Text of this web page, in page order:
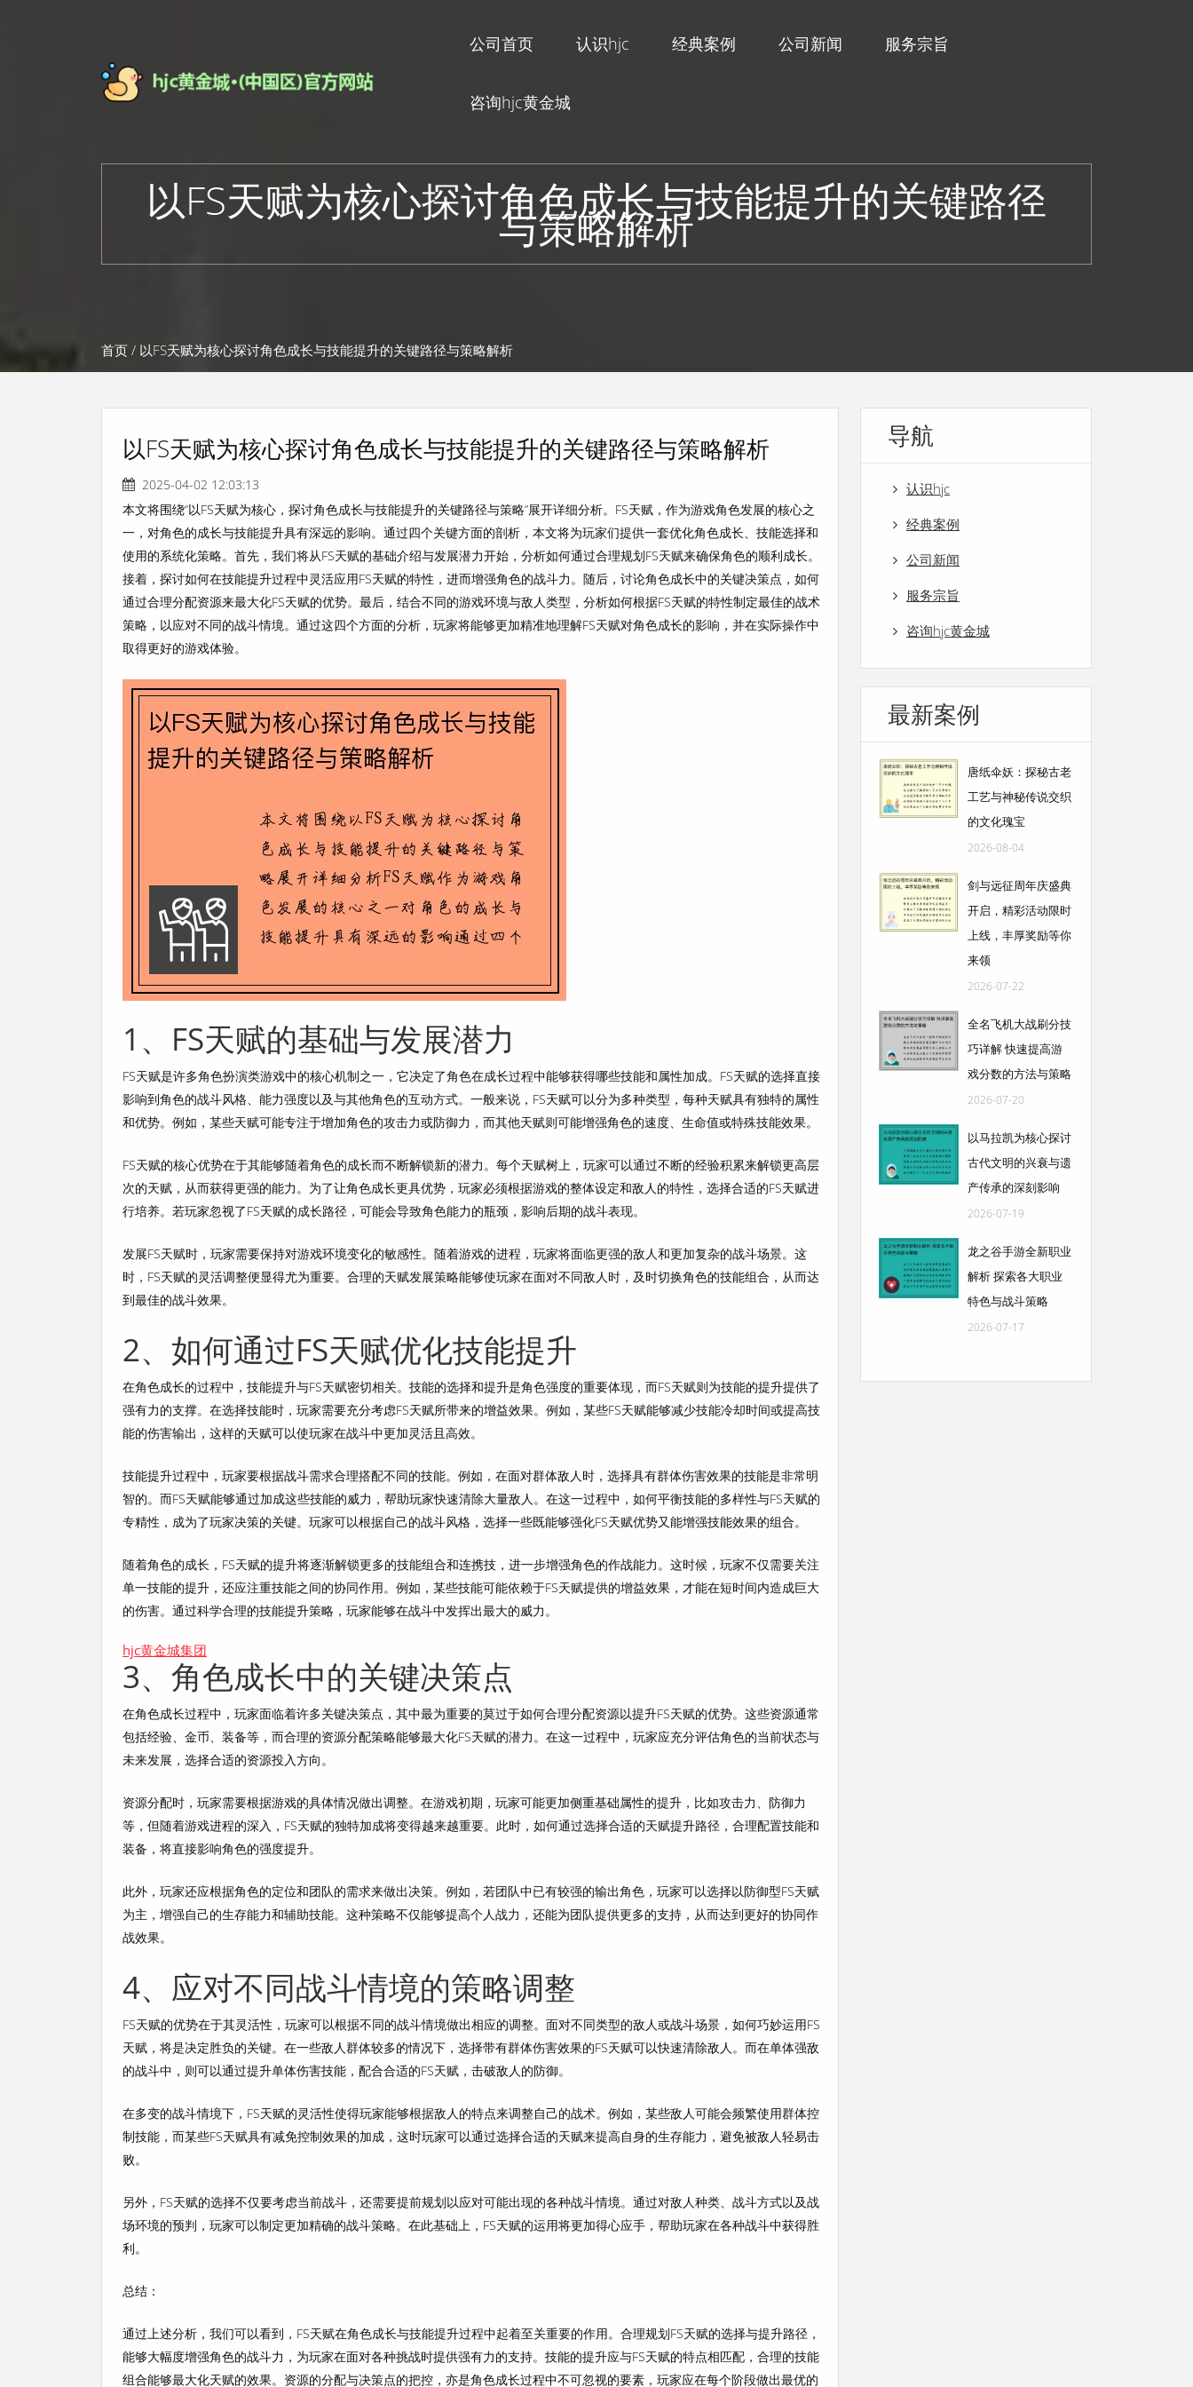
公司首页 认识hjc 经典案例 公司新闻 服务宗旨
咨询hjc黄金城
以FS天赋为核心探讨角色成长与技能提升的关键路径
与策略解析
首页 / 以FS天赋为核心探讨角色成长与技能提升的关键路径与策略解析
以FS天赋为核心探讨角色成长与技能提升的关键路径与策略解析
2025-04-02 12:03:13
本文将围绕“以FS天赋为核心，探讨角色成长与技能提升的关键路径与策略”展开详细分析。FS天赋，作为游戏角色发展的核心之
一，对角色的成长与技能提升具有深远的影响。通过四个关键方面的剖析，本文将为玩家们提供一套优化角色成长、技能选择和
使用的系统化策略。首先，我们将从FS天赋的基础介绍与发展潜力开始，分析如何通过合理规划FS天赋来确保角色的顺利成长。
接着，探讨如何在技能提升过程中灵活应用FS天赋的特性，进而增强角色的战斗力。随后，讨论角色成长中的关键决策点，如何
通过合理分配资源来最大化FS天赋的优势。最后，结合不同的游戏环境与敌人类型，分析如何根据FS天赋的特性制定最佳的战术
策略，以应对不同的战斗情境。通过这四个方面的分析，玩家将能够更加精准地理解FS天赋对角色成长的影响，并在实际操作中
取得更好的游戏体验。
1、FS天赋的基础与发展潜力
FS天赋是许多角色扮演类游戏中的核心机制之一，它决定了角色在成长过程中能够获得哪些技能和属性加成。FS天赋的选择直接
影响到角色的战斗风格、能力强度以及与其他角色的互动方式。一般来说，FS天赋可以分为多种类型，每种天赋具有独特的属性
和优势。例如，某些天赋可能专注于增加角色的攻击力或防御力，而其他天赋则可能增强角色的速度、生命值或特殊技能效果。
FS天赋的核心优势在于其能够随着角色的成长而不断解锁新的潜力。每个天赋树上，玩家可以通过不断的经验积累来解锁更高层
次的天赋，从而获得更强的能力。为了让角色成长更具优势，玩家必须根据游戏的整体设定和敌人的特性，选择合适的FS天赋进
行培养。若玩家忽视了FS天赋的成长路径，可能会导致角色能力的瓶颈，影响后期的战斗表现。
发展FS天赋时，玩家需要保持对游戏环境变化的敏感性。随着游戏的进程，玩家将面临更强的敌人和更加复杂的战斗场景。这
时，FS天赋的灵活调整便显得尤为重要。合理的天赋发展策略能够使玩家在面对不同敌人时，及时切换角色的技能组合，从而达
到最佳的战斗效果。
2、如何通过FS天赋优化技能提升
在角色成长的过程中，技能提升与FS天赋密切相关。技能的选择和提升是角色强度的重要体现，而FS天赋则为技能的提升提供了
强有力的支撑。在选择技能时，玩家需要充分考虑FS天赋所带来的增益效果。例如，某些FS天赋能够减少技能冷却时间或提高技
能的伤害输出，这样的天赋可以使玩家在战斗中更加灵活且高效。
技能提升过程中，玩家要根据战斗需求合理搭配不同的技能。例如，在面对群体敌人时，选择具有群体伤害效果的技能是非常明
智的。而FS天赋能够通过加成这些技能的威力，帮助玩家快速清除大量敌人。在这一过程中，如何平衡技能的多样性与FS天赋的
专精性，成为了玩家决策的关键。玩家可以根据自己的战斗风格，选择一些既能够强化FS天赋优势又能增强技能效果的组合。
随着角色的成长，FS天赋的提升将逐渐解锁更多的技能组合和连携技，进一步增强角色的作战能力。这时候，玩家不仅需要关注
单一技能的提升，还应注重技能之间的协同作用。例如，某些技能可能依赖于FS天赋提供的增益效果，才能在短时间内造成巨大
的伤害。通过科学合理的技能提升策略，玩家能够在战斗中发挥出最大的威力。
hjc黄金城集团
3、角色成长中的关键决策点
在角色成长过程中，玩家面临着许多关键决策点，其中最为重要的莫过于如何合理分配资源以提升FS天赋的优势。这些资源通常
包括经验、金币、装备等，而合理的资源分配策略能够最大化FS天赋的潜力。在这一过程中，玩家应充分评估角色的当前状态与
未来发展，选择合适的资源投入方向。
资源分配时，玩家需要根据游戏的具体情况做出调整。在游戏初期，玩家可能更加侧重基础属性的提升，比如攻击力、防御力
等，但随着游戏进程的深入，FS天赋的独特加成将变得越来越重要。此时，如何通过选择合适的天赋提升路径，合理配置技能和
装备，将直接影响角色的强度提升。
此外，玩家还应根据角色的定位和团队的需求来做出决策。例如，若团队中已有较强的输出角色，玩家可以选择以防御型FS天赋
为主，增强自己的生存能力和辅助技能。这种策略不仅能够提高个人战力，还能为团队提供更多的支持，从而达到更好的协同作
战效果。
4、应对不同战斗情境的策略调整
FS天赋的优势在于其灵活性，玩家可以根据不同的战斗情境做出相应的调整。面对不同类型的敌人或战斗场景，如何巧妙运用FS
天赋，将是决定胜负的关键。在一些敌人群体较多的情况下，选择带有群体伤害效果的FS天赋可以快速清除敌人。而在单体强敌
的战斗中，则可以通过提升单体伤害技能，配合合适的FS天赋，击破敌人的防御。
在多变的战斗情境下，FS天赋的灵活性使得玩家能够根据敌人的特点来调整自己的战术。例如，某些敌人可能会频繁使用群体控
制技能，而某些FS天赋具有减免控制效果的加成，这时玩家可以通过选择合适的天赋来提高自身的生存能力，避免被敌人轻易击
败。
另外，FS天赋的选择不仅要考虑当前战斗，还需要提前规划以应对可能出现的各种战斗情境。通过对敌人种类、战斗方式以及战
场环境的预判，玩家可以制定更加精确的战斗策略。在此基础上，FS天赋的运用将更加得心应手，帮助玩家在各种战斗中获得胜
利。
总结：
通过上述分析，我们可以看到，FS天赋在角色成长与技能提升过程中起着至关重要的作用。合理规划FS天赋的选择与提升路径，
能够大幅度增强角色的战斗力，为玩家在面对各种挑战时提供强有力的支持。技能的提升应与FS天赋的特点相匹配，合理的技能
组合能够最大化天赋的效果。资源的分配与决策点的把控，亦是角色成长过程中不可忽视的要素，玩家应在每个阶段做出最优的
导航
认识hjc
经典案例
公司新闻
服务宗旨
咨询hjc黄金城
最新案例
唐纸伞妖：探秘古老
工艺与神秘传说交织
的文化瑰宝
2026-08-04
剑与远征周年庆盛典
开启，精彩活动限时
上线，丰厚奖励等你
来领
2026-07-22
全名飞机大战刷分技
巧详解 快速提高游
戏分数的方法与策略
2026-07-20
以马拉凯为核心探讨
古代文明的兴衰与遗
产传承的深刻影响
2026-07-19
龙之谷手游全新职业
解析 探索各大职业
特色与战斗策略
2026-07-17